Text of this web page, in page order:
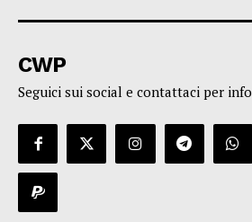
CWP
Seguici sui social e contattaci per info